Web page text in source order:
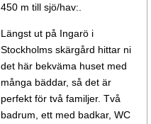
450 m till sjö/hav:.
Längst ut på Ingarö i
Stockholms skärgård hittar ni
det här bekväma huset med
många bäddar, så det är
perfekt för två familjer. Två
badrum, ett med badkar, WC